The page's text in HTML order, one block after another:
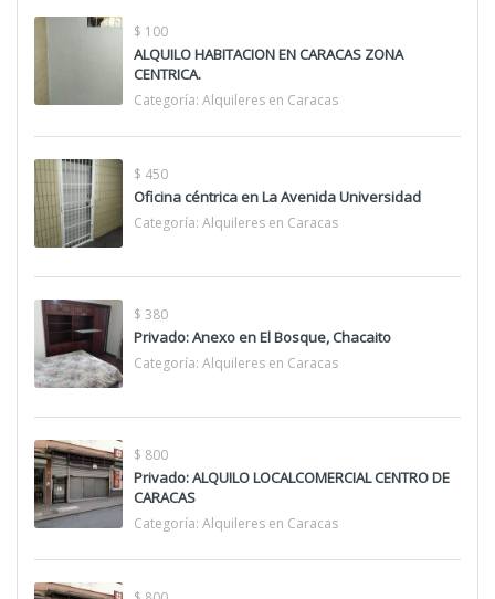
$ 100
ALQUILO HABITACION EN CARACAS ZONA
CENTRICA.
Categoría: Alquileres en Caracas
$ 450
Oficina céntrica en La Avenida Universidad
Categoría: Alquileres en Caracas
$ 380
Privado: Anexo en El Bosque, Chacaito
Categoría: Alquileres en Caracas
$ 800
Privado: ALQUILO LOCALCOMERCIAL CENTRO DE
CARACAS
Categoría: Alquileres en Caracas